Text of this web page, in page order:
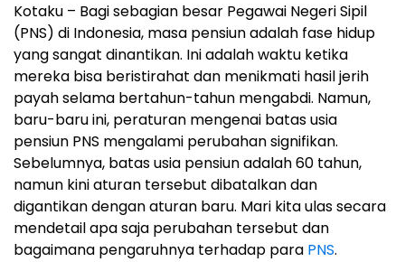
Kotaku – Bagi sebagian besar Pegawai Negeri Sipil
(PNS) di Indonesia, masa pensiun adalah fase hidup
yang sangat dinantikan. Ini adalah waktu ketika
mereka bisa beristirahat dan menikmati hasil jerih
payah selama bertahun-tahun mengabdi. Namun,
baru-baru ini, peraturan mengenai batas usia
pensiun PNS mengalami perubahan signifikan.
Sebelumnya, batas usia pensiun adalah 60 tahun,
namun kini aturan tersebut dibatalkan dan
digantikan dengan aturan baru. Mari kita ulas secara
mendetail apa saja perubahan tersebut dan
bagaimana pengaruhnya terhadap para PNS.